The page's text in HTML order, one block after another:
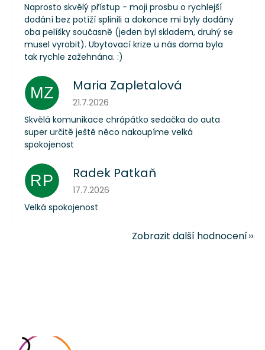
Naprosto skvělý přístup - moji prosbu o rychlejší
dodání bez potíží splinili a dokonce mi byly dodány
oba pelíšky současně (jeden byl skladem, druhý se
musel vyrobit). Ubytovací krize u nás doma byla
tak rychle zažehnána. :)
MZ Maria Zapletalová
Hodnocení obchodu je 5 z 5 hvězdiček.
21.7.2026
Skvělá komunikace chrápátko sedačka do auta
super určitě ještě něco nakoupíme velká
spokojenost
RP Radek Patkaň
Hodnocení obchodu je 5 z 5 hvězdiček.
17.7.2026
Velká spokojenost
Zobrazit další hodnocení